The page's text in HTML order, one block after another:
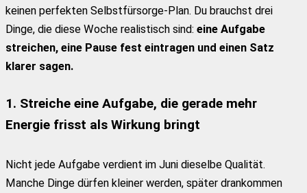
keinen perfekten Selbstfürsorge-Plan. Du brauchst drei
Dinge, die diese Woche realistisch sind: eine Aufgabe
streichen, eine Pause fest eintragen und einen Satz
klarer sagen.
1. Streiche eine Aufgabe, die gerade mehr
Energie frisst als Wirkung bringt
Nicht jede Aufgabe verdient im Juni dieselbe Qualität.
Manche Dinge dürfen kleiner werden, später drankommen